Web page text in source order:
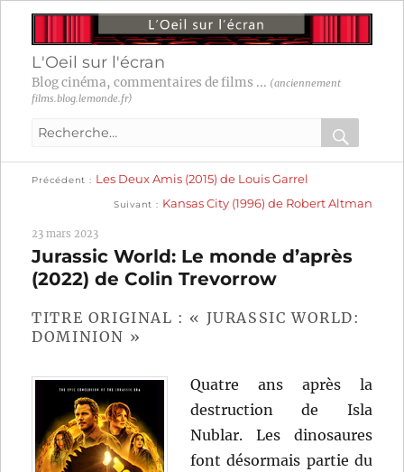
L'Oeil sur l'écran
Blog cinéma, commentaires de films ... (anciennement
films.blog.lemonde.fr)
Recherche
:
OK
Navigation
l’article
Précédent
précédente :
Les Deux Amis (2015) de Louis Garrel
Suivant
suivante :
Kansas City (1996) de Robert Altman
23 mars 2023
Jurassic World: Le monde d’après
(2022) de Colin Trevorrow
TITRE ORIGINAL : « JURASSIC WORLD:
DOMINION »
Quatre ans après la
destruction de Isla
Nublar. Les dinosaures
font désormais partie du